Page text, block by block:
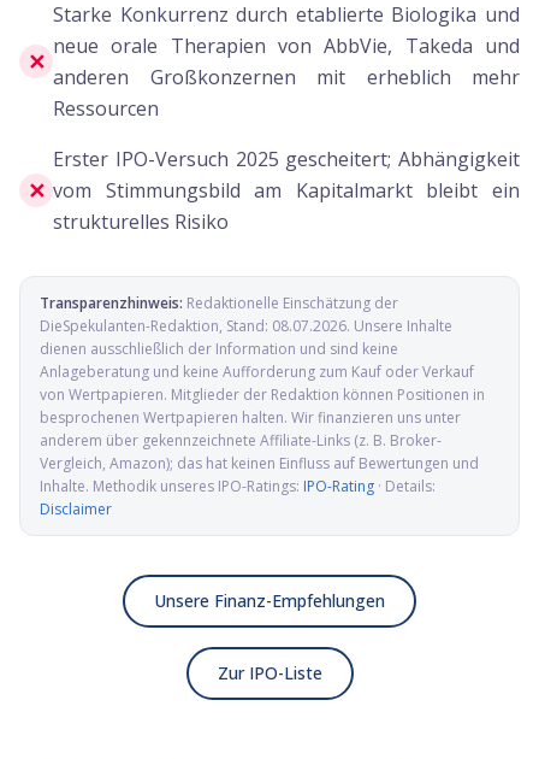
✕
Starke Konkurrenz durch etablierte Biologika und
neue orale Therapien von AbbVie, Takeda und
anderen Großkonzernen mit erheblich mehr
Ressourcen
✕
Erster IPO-Versuch 2025 gescheitert; Abhängigkeit
vom Stimmungsbild am Kapitalmarkt bleibt ein
strukturelles Risiko
Transparenzhinweis: Redaktionelle Einschätzung der
DieSpekulanten-Redaktion, Stand: 08.07.2026. Unsere Inhalte
dienen ausschließlich der Information und sind keine
Anlageberatung und keine Aufforderung zum Kauf oder Verkauf
von Wertpapieren. Mitglieder der Redaktion können Positionen in
besprochenen Wertpapieren halten. Wir finanzieren uns unter
anderem über gekennzeichnete Affiliate-Links (z. B. Broker-
Vergleich, Amazon); das hat keinen Einfluss auf Bewertungen und
Inhalte. Methodik unseres IPO-Ratings: IPO-Rating · Details:
Disclaimer
Unsere Finanz-Empfehlungen
Zur IPO-Liste